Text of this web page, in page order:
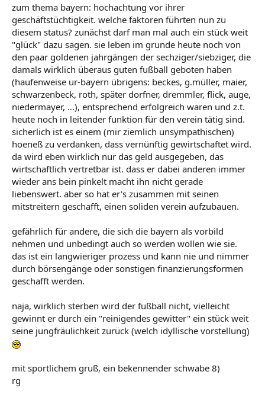
zum thema bayern: hochachtung vor ihrer
geschäftstüchtigkeit. welche faktoren führten nun zu
diesem status? zunächst darf man mal auch ein stück weit
"glück" dazu sagen. sie leben im grunde heute noch von
den paar goldenen jahrgängen der sechziger/siebziger, die
damals wirklich überaus guten fußball geboten haben
(haufenweise ur-bayern übrigens: beckes, g.müller, maier,
schwarzenbeck, roth, später dorfner, dremmler, flick, auge,
niedermayer, ...), entsprechend erfolgreich waren und z.t.
heute noch in leitender funktion für den verein tätig sind.
sicherlich ist es einem (mir ziemlich unsympathischen)
hoeneß zu verdanken, dass vernünftig gewirtschaftet wird.
da wird eben wirklich nur das geld ausgegeben, das
wirtschaftlich vertretbar ist. dass er dabei anderen immer
wieder ans bein pinkelt macht ihn nicht gerade
liebenswert. aber so hat er's zusammen mit seinen
mitstreitern geschafft, einen soliden verein aufzubauen.
gefährlich für andere, die sich die bayern als vorbild
nehmen und unbedingt auch so werden wollen wie sie.
das ist ein langwieriger prozess und kann nie und nimmer
durch börsengänge oder sonstigen finanzierungsformen
geschafft werden.
naja, wirklich sterben wird der fußball nicht, vielleicht
gewinnt er durch ein "reinigendes gewitter" ein stück weit
seine jungfräulichkeit zurück (welch idyllische vorstellung)
mit sportlichem gruß, ein bekennender schwabe 8)
rg